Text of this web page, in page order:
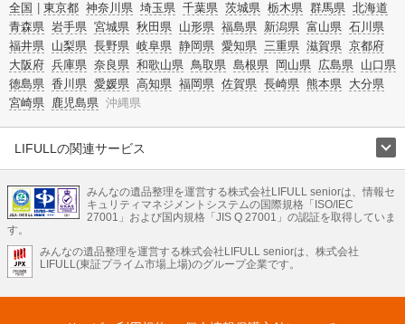
全国 東京都 神奈川県 埼玉県 千葉県 茨城県 栃木県 群馬県 北海道
青森県 岩手県 宮城県 秋田県 山形県 福島県 新潟県 富山県 石川県
福井県 山梨県 長野県 岐阜県 静岡県 愛知県 三重県 滋賀県 京都府
大阪府 兵庫県 奈良県 和歌山県 鳥取県 島根県 岡山県 広島県 山口県
徳島県 香川県 愛媛県 高知県 福岡県 佐賀県 長崎県 熊本県 大分県
宮崎県 鹿児島県 沖縄県
LIFULLの関連サービス
不動産・住宅
引越し 老人ホーム 地方創生 ママの就労支援
不動産クラウドファンディング 遺品整理 老後の暮らし情報
LIFULL HOME'Sのサービス
不動産・住宅
不動産査定 マンション専門売却査定 不動産投資 アドバイザー
不動産アーカイブ
空き家バンク 家賃相場 不動産会社 まちむすび
みんなの遺品整理を運営する株式会社LIFULL seniorは、情報セ
キュリティマネジメントシステムの国際規格「ISO/IEC
27001」および国内規格「JIS Q 27001」の認証を取得していま
す。
みんなの遺品整理を運営する株式会社LIFULL seniorは、株式会社
LIFULL(東証プライム市場上場)のグループ企業です。